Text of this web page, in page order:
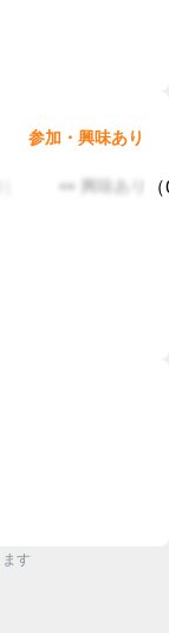
参加・興味あり
👀 興味あり （
す